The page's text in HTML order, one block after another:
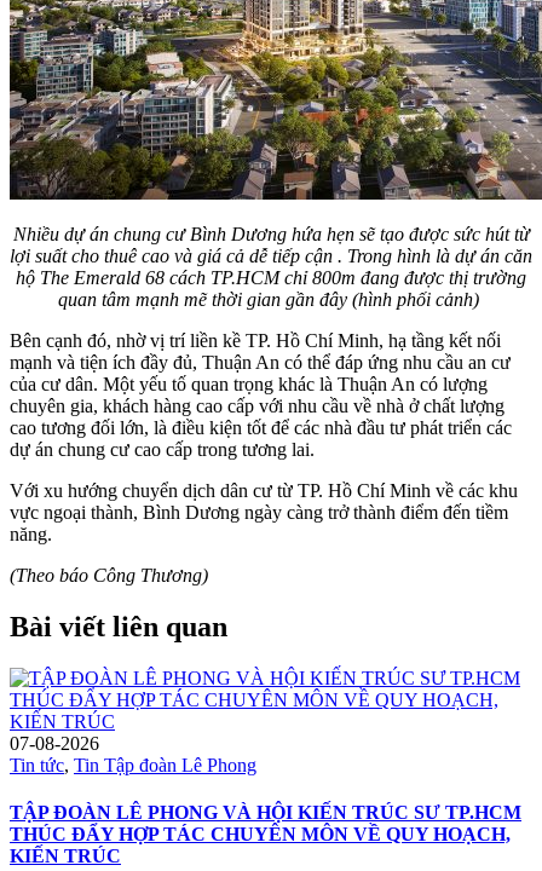
Nhiều dự án chung cư Bình Dương hứa hẹn sẽ tạo được sức hút từ
lợi suất cho thuê cao và giá cả dễ tiếp cận . Trong hình là dự án căn
hộ The Emerald 68 cách TP.HCM chỉ 800m đang được thị trường
quan tâm mạnh mẽ thời gian gần đây (hình phối cảnh)
Bên cạnh đó, nhờ vị trí liền kề TP. Hồ Chí Minh, hạ tầng kết nối
mạnh và tiện ích đầy đủ, Thuận An có thể đáp ứng nhu cầu an cư
của cư dân. Một yếu tố quan trọng khác là Thuận An có lượng
chuyên gia, khách hàng cao cấp với nhu cầu về nhà ở chất lượng
cao tương đối lớn, là điều kiện tốt để các nhà đầu tư phát triển các
dự án chung cư cao cấp trong tương lai.
Với xu hướng chuyển dịch dân cư từ TP. Hồ Chí Minh về các khu
vực ngoại thành, Bình Dương ngày càng trở thành điểm đến tiềm
năng.
(Theo báo Công Thương)
Bài viết liên quan
07-08-2026
Tin tức, Tin Tập đoàn Lê Phong
TẬP ĐOÀN LÊ PHONG VÀ HỘI KIẾN TRÚC SƯ TP.HCM
THÚC ĐẨY HỢP TÁC CHUYÊN MÔN VỀ QUY HOẠCH,
KIẾN TRÚC